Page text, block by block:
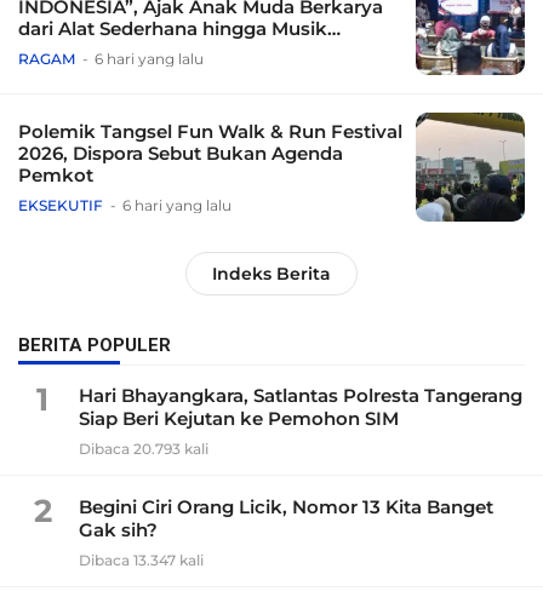
INDONESIA”, Ajak Anak Muda Berkarya
dari Alat Sederhana hingga Musik
Tradisional
RAGAM 6 hari yang lalu
Polemik Tangsel Fun Walk & Run Festival
2026, Dispora Sebut Bukan Agenda
Pemkot
EKSEKUTIF 6 hari yang lalu
Indeks Berita
BERITA POPULER
1
Hari Bhayangkara, Satlantas Polresta Tangerang
Siap Beri Kejutan ke Pemohon SIM
Dibaca 20.793 kali
2
Begini Ciri Orang Licik, Nomor 13 Kita Banget
Gak sih?
Dibaca 13.347 kali